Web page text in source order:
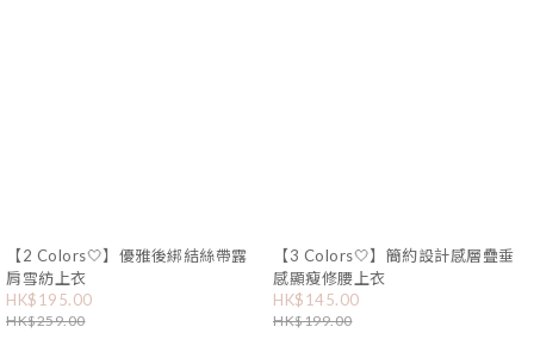
【2 Colors🤍】優雅後綁結絲帶露
肩雪紡上衣
HK$195.00
HK$259.00
【3 Colors🤍】簡約設計感層疊垂
感顯瘦修腰上衣
HK$145.00
HK$199.00